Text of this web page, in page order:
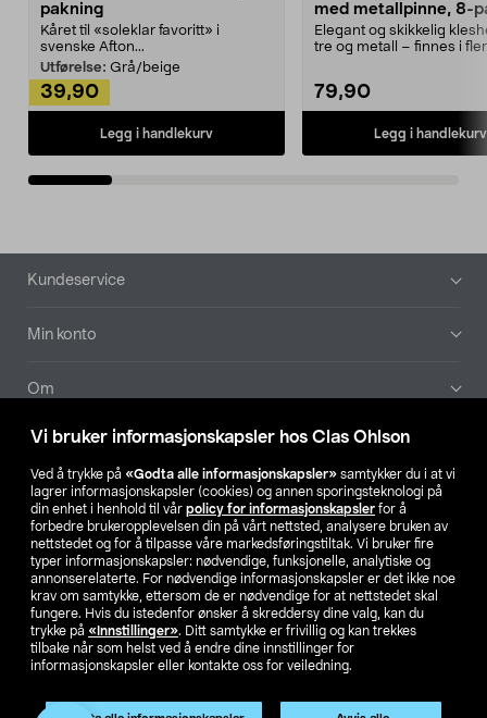
Vi bruker informasjonskapsler hos Clas Ohlson
Ved å trykke på «Godta alle informasjonskapsler» samtykker du i at vi
lagrer informasjonskapsler (cookies) og annen sporingsteknologi på
din enhet i henhold til vår policy for informasjonskapsler for å
forbedre brukeropplevelsen din på vårt nettsted, analysere bruken av
nettstedet og for å tilpasse våre markedsføringstiltak. Vi bruker fire
typer informasjonskapsler: nødvendige, funksjonelle, analytiske og
annonserelaterte. For nødvendige informasjonskapsler er det ikke noe
krav om samtykke, ettersom de er nødvendige for at nettstedet skal
fungere. Hvis du istedenfor ønsker å skreddersy dine valg, kan du
trykke på «Innstillinger». Ditt samtykke er frivillig og kan trekkes
tilbake når som helst ved å endre dine innstillinger for
informasjonskapsler eller kontakte oss for veiledning.
pakning
Kåret til «soleklar favoritt» i
svenske Afton...
Utførelse: Grå/beige
39,90
Legg i handlekurv
med metallpinne, 8-
Elegant og skikkelig
tre og metall – finnes i
79,90
Legg i handlekurv
Bunntekst
Kundeservice
Min konto
Om
Aktuelt
Våre selskaper
Finn din butikk
SE NO FI